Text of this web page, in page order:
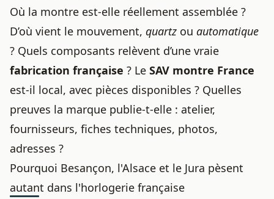
Où la montre est-elle réellement assemblée ?
D’où vient le mouvement, quartz ou automatique
? Quels composants relèvent d’une vraie
fabrication française ? Le SAV montre France
est-il local, avec pièces disponibles ? Quelles
preuves la marque publie-t-elle : atelier,
fournisseurs, fiches techniques, photos,
adresses ?
Pourquoi Besançon, l'Alsace et le Jura pèsent
autant dans l'horlogerie française